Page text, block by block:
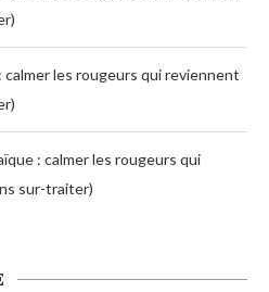
calmer les rougeurs qui reviennent
: calmer les rougeurs qui
sur-traiter)